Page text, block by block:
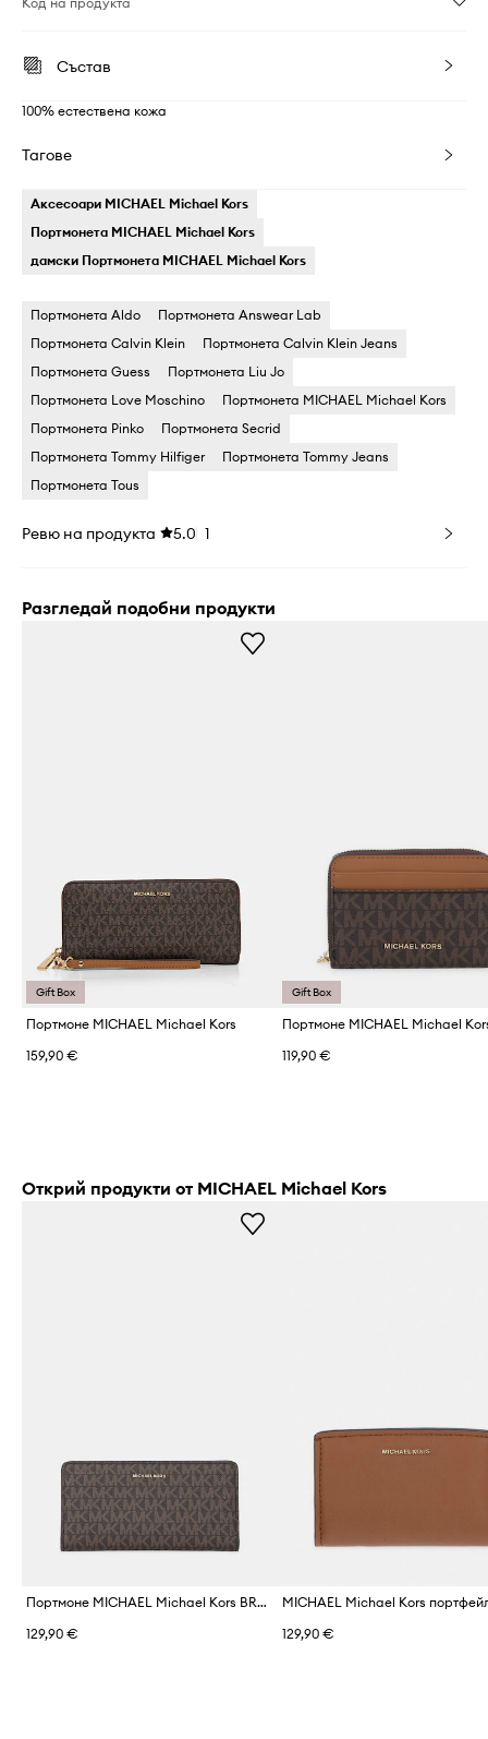
Състав
100% естествена кожа
Тагове
Аксесоари MICHAEL Michael Kors
Портмонета MICHAEL Michael Kors
дамски Портмонета MICHAEL Michael Kors
Портмонета Aldo
Портмонета Answear Lab
Портмонета Calvin Klein
Портмонета Calvin Klein Jeans
Портмонета Guess
Портмонета Liu Jo
Портмонета Love Moschino
Портмонета MICHAEL Michael Kors
Портмонета Pinko
Портмонета Secrid
Портмонета Tommy Hilfiger
Портмонета Tommy Jeans
Портмонета Tous
Ревю на продукта 5.0 1
Разгледай подобни продукти
Gift Box
Портмоне MICHAEL Michael Kors
159,90 €
Gift Box
Портмоне MICHAEL Michael
119,90 €
Открий продукти от MICHAEL Michael Kors
Портмоне MICHAEL Michael Kors BRYANT
129,90 €
129,90 €